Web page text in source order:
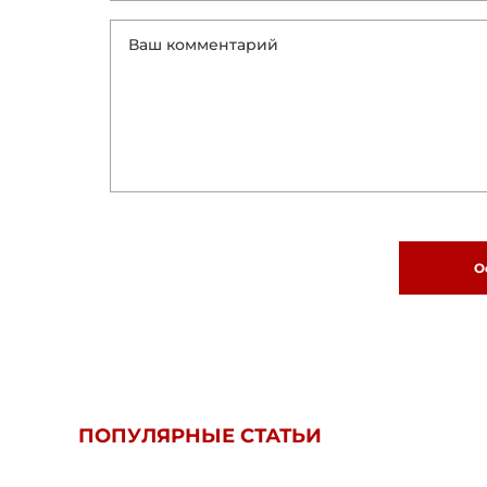
ПОПУЛЯРНЫЕ СТАТЬИ